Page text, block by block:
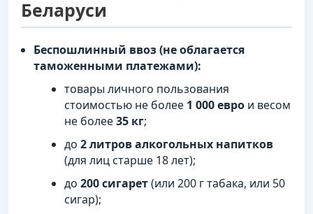
Беларуси
Беспошлинный ввоз (не облагается
таможенными платежами):
товары личного пользования
стоимостью не более 1 000 евро и весом
не более35 кг;
до 2 литров алкогольных напитков
(для лиц старше 18 лет);
до 200 сигарет(или 200 г табака, или 50
сигар);